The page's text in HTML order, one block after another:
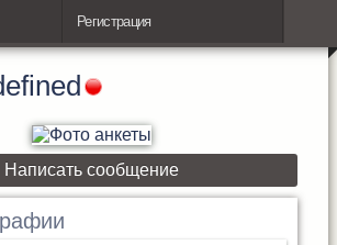
Регистрация
Написать сообщение